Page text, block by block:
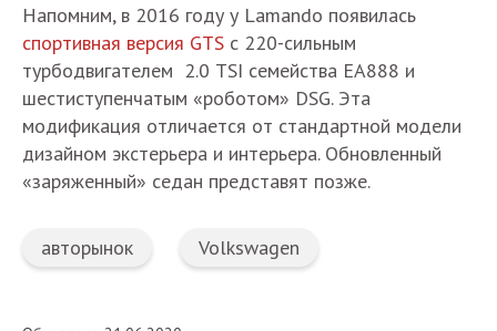
Напомним, в 2016 году у Lamando появилась
спортивная версия GTS с 220-сильным
турбодвигателем 2.0 TSI семейства EA888 и
шестиступенчатым «роботом» DSG. Эта
модификация отличается от стандартной модели
дизайном экстерьера и интерьера. Обновленный
«заряженный» седан представят позже.
авторынок Volkswagen